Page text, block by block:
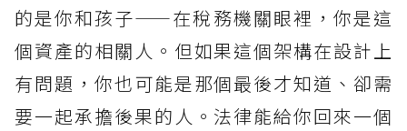
的是你和孩子——在稅務機關眼裡，你是這
個資產的相關人。但如果這個架構在設計上
有問題，你也可能是那個最後才知道、卻需
要一起承擔後果的人。法律能給你回來一個